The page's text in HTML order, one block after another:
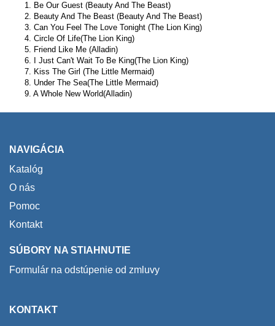
1. Be Our Guest (Beauty And The Beast)
2. Beauty And The Beast (Beauty And The Beast)
3. Can You Feel The Love Tonight (The Lion King)
4. Circle Of Life(The Lion King)
5. Friend Like Me (Alladin)
6. I Just Can't Wait To Be King(The Lion King)
7. Kiss The Girl (The Little Mermaid)
8. Under The Sea(The Little Mermaid)
9. A Whole New World(Alladin)
NAVIGÁCIA
Katalóg
O nás
Pomoc
Kontakt
SÚBORY NA STIAHNUTIE
Formulár na odstúpenie od zmluvy
KONTAKT